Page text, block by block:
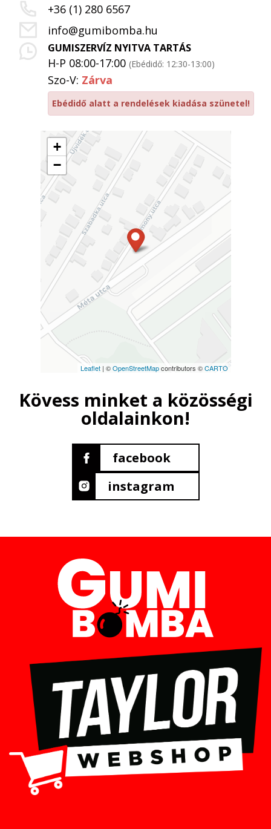
+
−
Leaflet| ©OpenStreetMapcontributors ©CARTO
+36 (1) 280 6567
info@gumibomba.hu
GUMISZERVÍZ NYITVA TARTÁS
H-P 08:00-17:00 (Ebédidő: 12:30-13:00)
Szo-V: Zárva
Ebédidő alatt a rendelések kiadása szünetel!
Kövess minket a közösségi
oldalainkon!
facebook
instagram